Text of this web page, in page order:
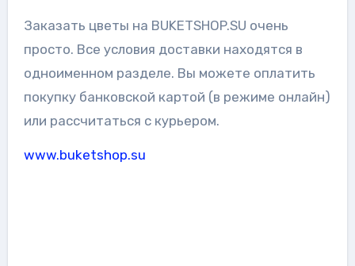
Заказать цветы на BUKETSHOP.SU очень
просто. Все условия доставки находятся в
одноименном разделе. Вы можете оплатить
покупку банковской картой (в режиме онлайн)
или рассчитаться с курьером.
www.buketshop.su